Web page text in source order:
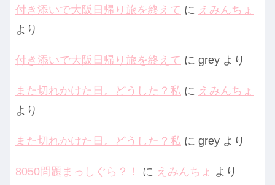
付き添いで大阪日帰り旅を終えて に えみんちょ
より
付き添いで大阪日帰り旅を終えて に grey より
また切れかけた日。どうした？私 に えみんちょ
より
また切れかけた日。どうした？私 に grey より
8050問題まっしぐら？！ に えみんちょ より